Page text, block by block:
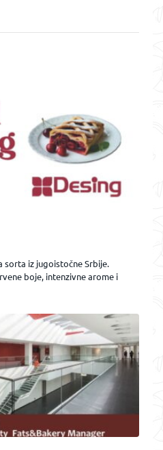
sorta iz jugoistočne Srbije.
boje, intenzivne arome i